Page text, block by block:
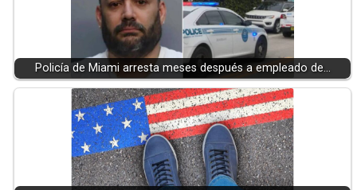
Policía de Miami arresta meses después a empleado de…